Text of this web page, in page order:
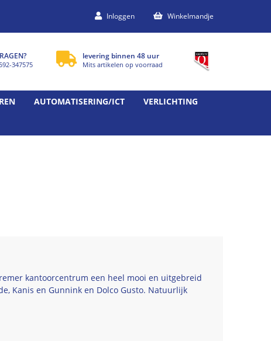
Inloggen Winkelmandje
levering binnen 48 uur
Mits artikelen op voorraad
347575
AUTOMATISERING/ICT
VERLICHTING
kantoorcentrum een heel mooi en uitgebreid
Kanis en Gunnink en Dolco Gusto. Natuurlijk